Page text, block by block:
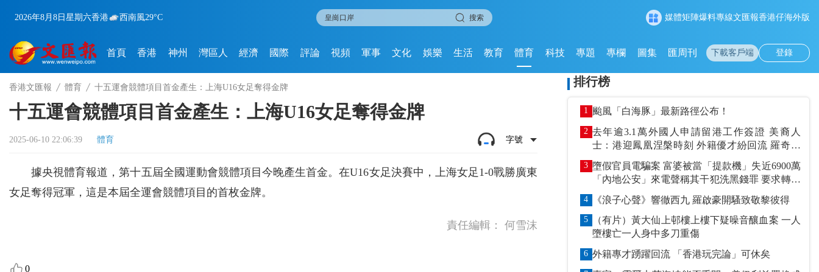
2026年8月8日 星期六香港 西南風29°C 搜索 媒體矩陣爆料專線文匯報香港仔海外版
首頁 香港 神州 灣區人 經濟 國際 評論 視頻 軍事 文化 娛樂 生活 教育 體育 科技 專題 專欄 圖集 匯周刊 下載客戶端 登錄
香港文匯報 體育 十五運會競體項目首金產生：上海U16女足奪得金牌
十五運會競體項目首金產生：上海U16女足奪得金牌
2025-06-10 22:06:39 體育 字號
據央視體育報道，第十五屆全國運動會競體項目今晚產生首金。在U16女足決賽中，上海女足1-0戰勝廣東
女足奪得冠軍，這是本屆全運會競體項目的首枚金牌。
責任編輯： 何雪沫
0
排行榜
1 颱風「白海豚」最新路徑公布！
2 去年逾3.1萬外國人申請留港工作簽證 美裔人
士：港迎鳳凰涅槃時刻 外籍優才紛回流 羅奇抹
黑論被打臉
3 墮假官員電騙案 富婆被當「提款機」失近6900萬
「內地公安」來電聲稱其干犯洗黑錢罪 要求轉賬
到指定戶口作「保證金」
4 《浪子心聲》響徹西九 羅啟豪開騷致敬黎彼得
5
（有片）黃大仙上邨樓上樓下疑噪音釀血案 一人
墮樓亡一人身中多刀重傷
6 外籍專才踴躍回流 「香港玩完論」可休矣